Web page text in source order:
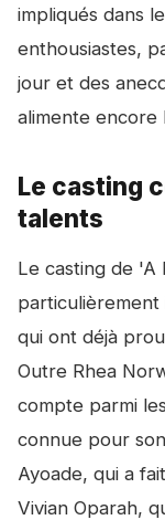
impliqués dans
enthousiastes,
jour et des
alimente encore
Le casting
talents
Le casting de 'A
particulièrement
qui ont déjà
Outre Rhea
compte parmi
connue pour
Ayoade, qui a
Vivian Oparah,